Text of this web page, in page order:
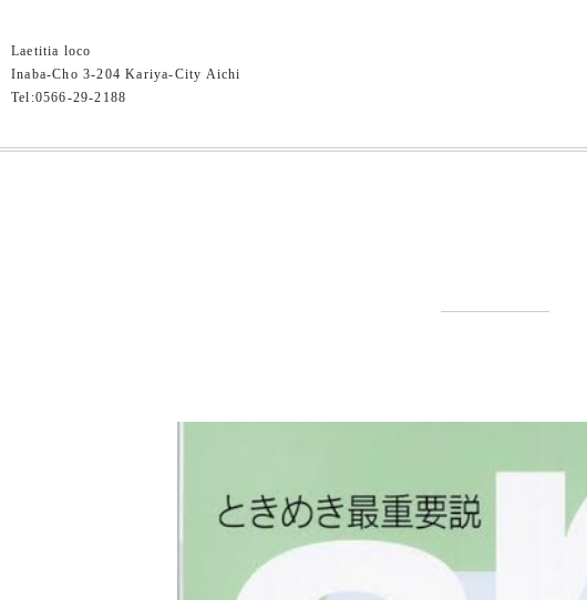
Laetitia loco
Inaba-Cho 3-204 Kariya-City Aichi
Tel:0566-29-2188